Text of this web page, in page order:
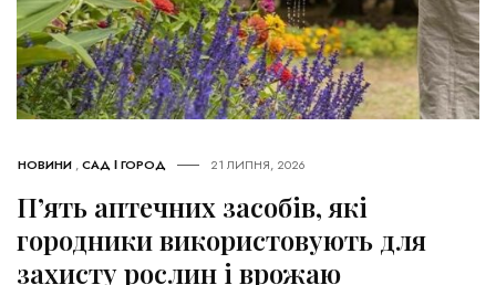
НОВИНИ ,САД І ГОРОД 21 ЛИПНЯ, 2026
П’ять аптечних засобів, які
городники використовують для
захисту рослин і врожаю